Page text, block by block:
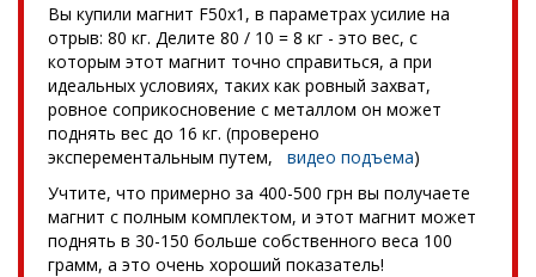
Вы купили магнит F50x1, в параметрах усилие на
отрыв: 80 кг. Делите 80 / 10 = 8 кг - это вес, с
которым этот магнит точно справиться, а при
идеальных условиях, таких как ровный захват,
ровное соприкосновение с металлом он может
поднять вес до 16 кг. (проверено
эксперементальным путем, видео подъема)
Учтите, что примерно за 400-500 грн вы получаете
магнит с полным комплектом, и этот магнит может
поднять в 30-150 больше собственного веса 100
грамм, а это очень хороший показатель!